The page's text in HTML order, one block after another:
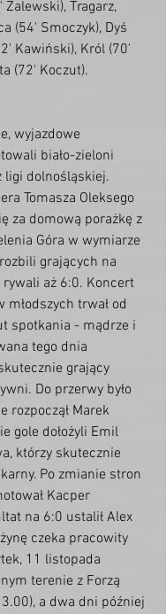
Tragarz,
(54' Smoczyk), Dyś
Kawiński), Król (70'
(72' Koczut).
wyjazdowe
biało-zieloni
ligi dolnośląskiej.
Tomasza Oleksego
za domową porażkę z
Góra w wymiarze
grających na
aż 6:0. Koncert
trwał od
spotkania - mądrze i
tego dnia
grający
Do przerwy było
rozpoczął Marek
gole dołożyli Emil
którzy skutecznie
Po zmianie stron
Kacper
na 6:0 ustalił Alex
czeka pracowity
11 listopada
terenie z Forzą
a dwa dni później